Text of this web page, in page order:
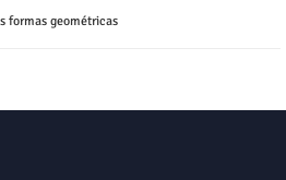
formas geométricas